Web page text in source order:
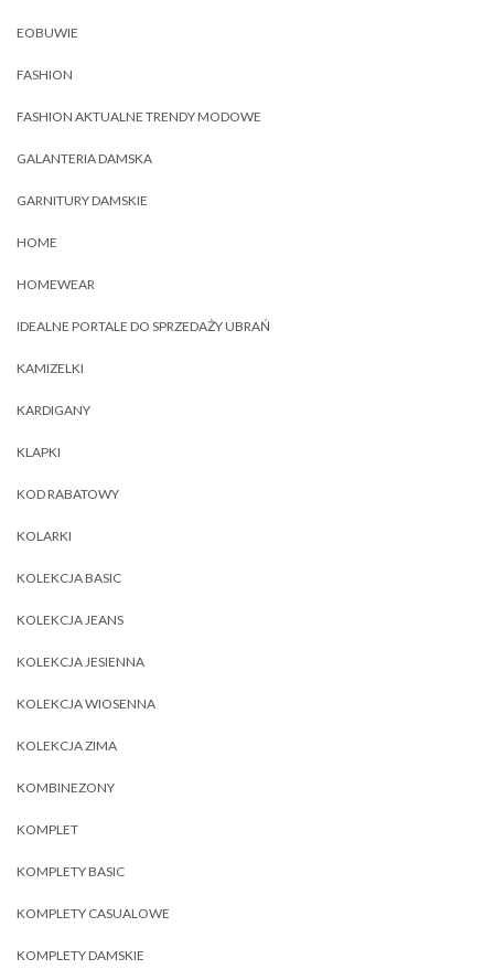
EOBUWIE
FASHION
FASHION AKTUALNE TRENDY MODOWE
GALANTERIA DAMSKA
GARNITURY DAMSKIE
HOME
HOMEWEAR
IDEALNE PORTALE DO SPRZEDAŻY UBRAŃ
KAMIZELKI
KARDIGANY
KLAPKI
KOD RABATOWY
KOLARKI
KOLEKCJA BASIC
KOLEKCJA JEANS
KOLEKCJA JESIENNA
KOLEKCJA WIOSENNA
KOLEKCJA ZIMA
KOMBINEZONY
KOMPLET
KOMPLETY BASIC
KOMPLETY CASUALOWE
KOMPLETY DAMSKIE